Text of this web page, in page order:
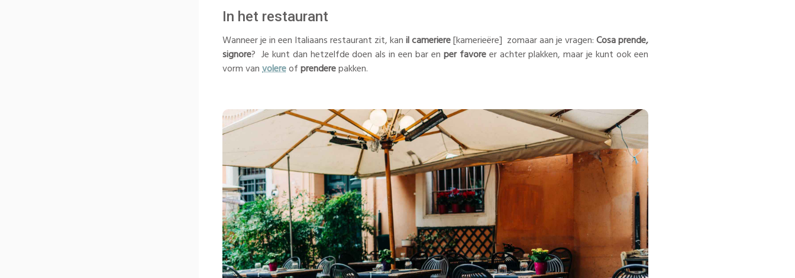
In het restaurant
Wanneer je in een Italiaans restaurant zit, kanil cameriere[kamerieëre] zomaar aan je vragen:Cosa prende,
signore? Je kunt dan hetzelfde doen als in een bar en per favoreer achter plakken, maar je kunt ook een
vorm vanvolereofprenderepakken.